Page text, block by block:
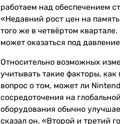
работаем над обеспечением
«Недавний рост цен на
того же в четвёртом
может оказаться под
Относительно возможных
учитывать такие факторы,
вопрос о том, может ли
сосредоточения на
оборудования обычно
сказал он. «Второй и третий